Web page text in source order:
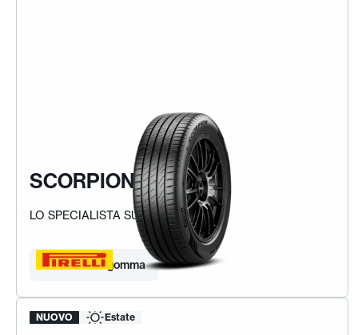
SCORPION (S3)
LO SPECIALISTA SUV
Trova la tua gomma
NUOVO Estate